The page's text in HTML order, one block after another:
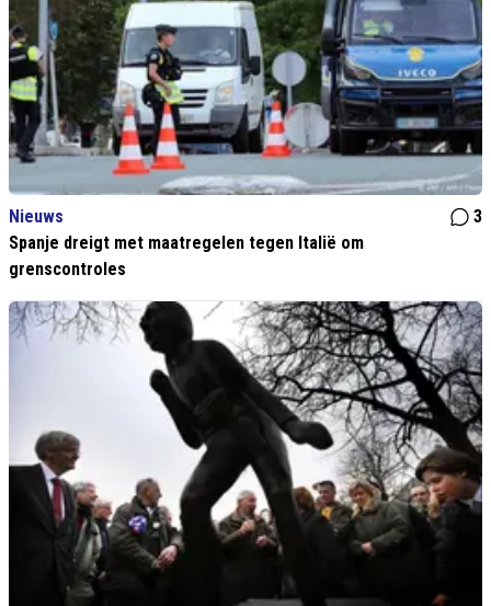
Nieuws
3
Spanje dreigt met maatregelen tegen Italië om
grenscontroles